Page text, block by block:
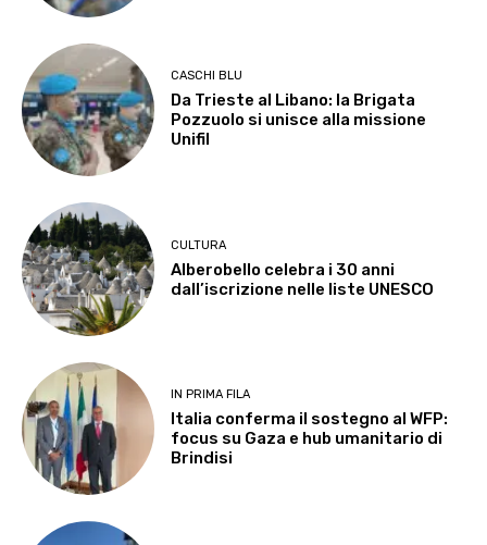
CASCHI BLU
Da Trieste al Libano: la Brigata
Pozzuolo si unisce alla missione
Unifil
CULTURA
Alberobello celebra i 30 anni
dall’iscrizione nelle liste UNESCO
IN PRIMA FILA
Italia conferma il sostegno al WFP:
focus su Gaza e hub umanitario di
Brindisi